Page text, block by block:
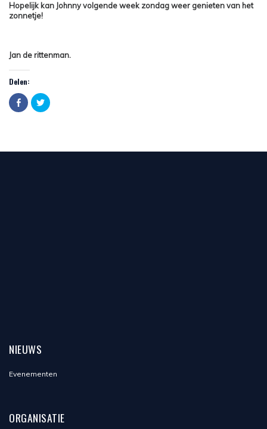
Hopelijk kan Johnny volgende week zondag weer genieten van het
zonnetje!
Jan de rittenman.
Delen:
Click
to
share
new
Click
to
new
NIEUWS
Evenementen
ORGANISATIE